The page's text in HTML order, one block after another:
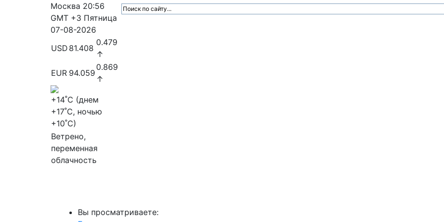
Москва 20:56
GMT +3 Пятница
07-08-2026
USD 81.408
0.479
↑
EUR 94.059
0.869
↑
+14˚C (днем
+17˚C, ночью
+10˚C)
Ветрено,
переменная
облачность
Вы просматриваете: